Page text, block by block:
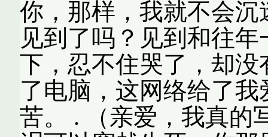
你，那样，我就不会
见到了吗？见到和往
下，忍不住哭了，却没
了电脑，这网络给了
苦。 . （亲爱，我真的